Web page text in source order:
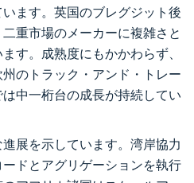
ます。英国のブレグジット後
重市場のメーカーに複雑さと
す。成熟度にもかかわらず、
のトラック・アンド・トレー
中一桁台の成長が持続してい
展を示しています。湾岸協力
ドとアグリゲーションを執行